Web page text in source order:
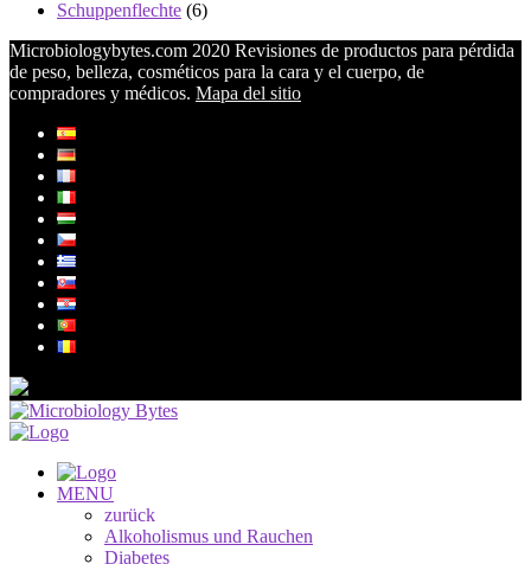
Schuppenflechte (6)
Microbiologybytes.com 2020 Revisiones de productos para pérdida
de peso, belleza, cosméticos para la cara y el cuerpo, de
compradores y médicos. Mapa del sitio
MENU
zurück
Alkoholismus und Rauchen
Diabetes